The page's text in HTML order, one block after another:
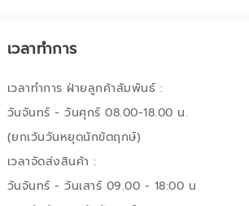
เวลาทำการ
เวลาทำการ ฝ่ายลูกค้าสัมพันธ์ :
วันจันทร์ - วันศุกร์ 08.00-18.00 น.
(ยกเว้นวันหยุดนักขัตฤกษ์)
เวลาจัดส่งสินค้า :
วันจันทร์ - วันเสาร์ 09.00 - 18:00 น